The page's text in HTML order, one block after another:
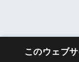
このウェブ